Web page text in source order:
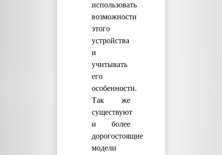
использовать
возможности
этого
устройства
и
учитывать
его
особенности.
Так же
существуют
и более
дорогостоящие
модели